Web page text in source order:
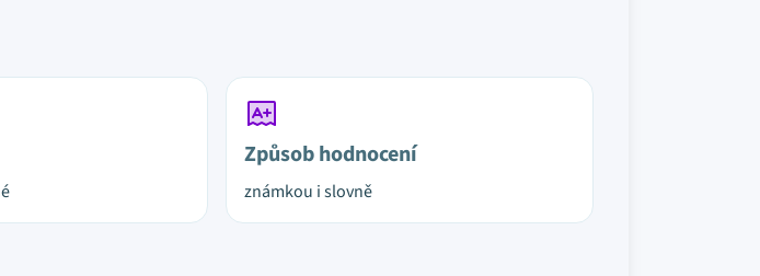
Způsob hodnocení
známkou i slovně